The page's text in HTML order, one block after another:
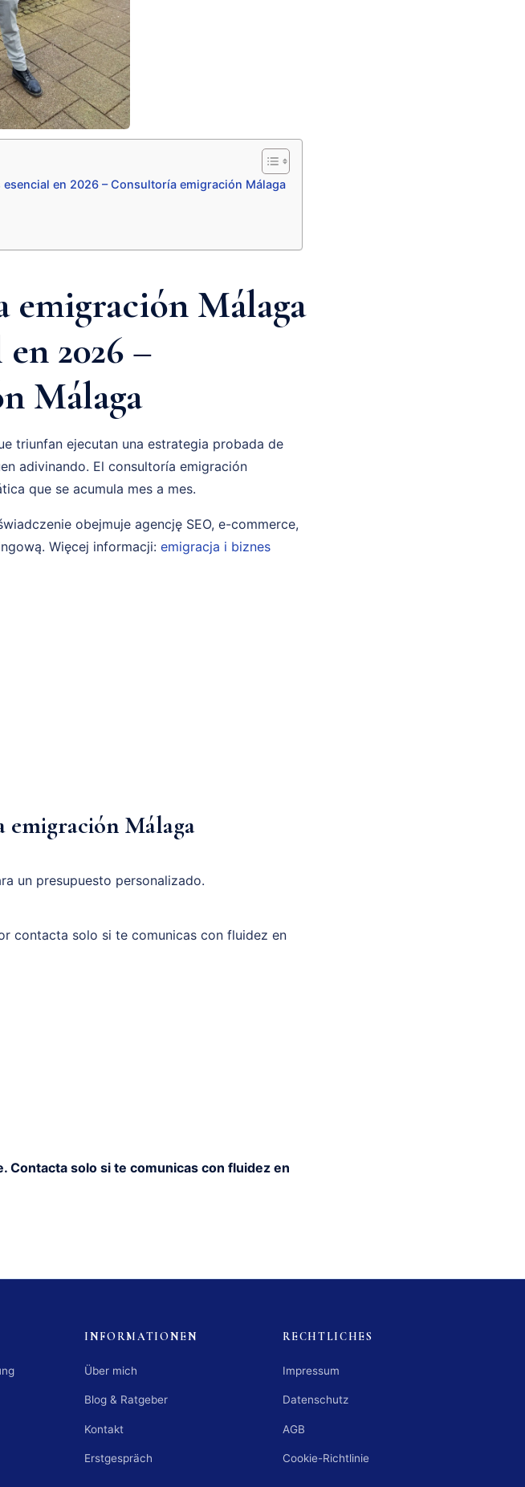
en 2026 – Consultoría emigración Málaga
Málaga
2026 –
Málaga
triunfan ejecutan una estrategia probada de
adivinando. El consultoría emigración
que se acumula mes a mes.
obejmuje agencję SEO, e-commerce,
Więcej informacji: emigracja i biznes
emigración Málaga
un presupuesto personalizado.
contacta solo si te comunicas con fluidez en
Contacta solo si te comunicas con fluidez en
INFORMATIONEN
Über mich
Blog & Ratgeber
Kontakt
Erstgespräch
RECHTLICHES
Impressum
Datenschutz
AGB
Cookie-Richtlinie